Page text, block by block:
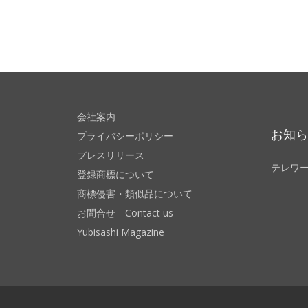
会社案内
プライバシーポリシー
プレスリリース
登録商標について
商標侵害・類似品について
お問合せ Contact us
Yubisashi Magazine
お知
テレワ